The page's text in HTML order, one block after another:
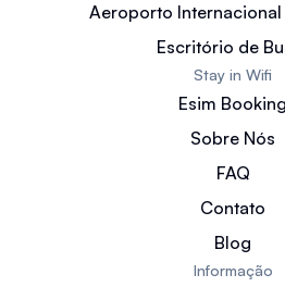
Aeroporto Internacional
Escritório de
Stay in Wifi
Esim Booking
Sobre Nós
FAQ
Contato
Blog
Informação